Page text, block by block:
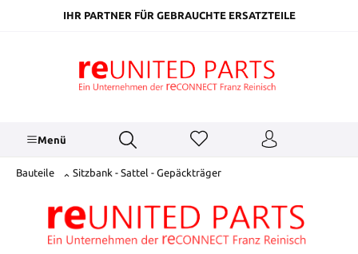
springenIHR PARTNER FÜR GEBRAUCHTE ERSATZTEILE
Menü
Bauteile Sitzbank - Sattel - Gepäckträger